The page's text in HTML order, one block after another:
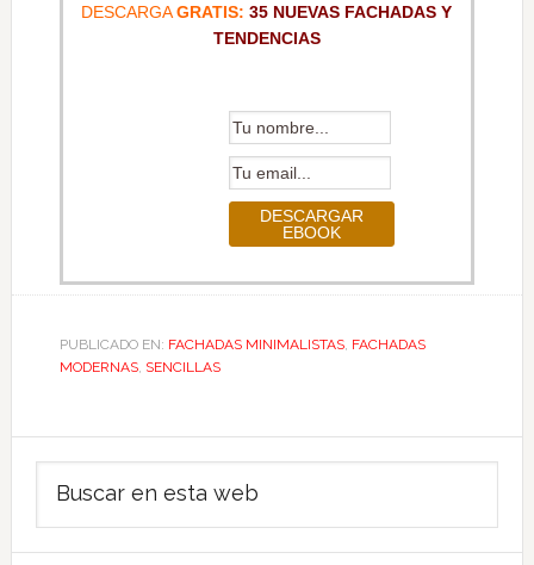
DESCARGAGRATIS: 35 NUEVAS FACHADAS Y
TENDENCIAS
PUBLICADO EN: FACHADAS MINIMALISTAS, FACHADAS
MODERNAS, SENCILLAS
Barra
lateral
principal